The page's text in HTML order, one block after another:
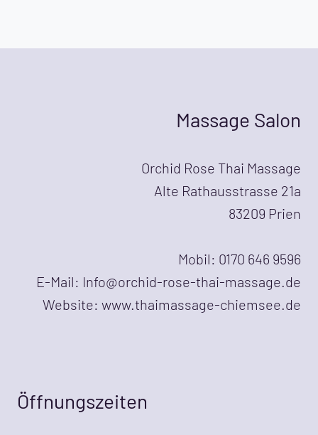
Massage Salon
Orchid Rose Thai Massage
Alte Rathausstrasse 21a
83209 Prien
Mobil: 0170 646 9596
E-Mail: Info@orchid-rose-thai-massage.de
Website: www.thaimassage-chiemsee.de
Öffnungszeiten